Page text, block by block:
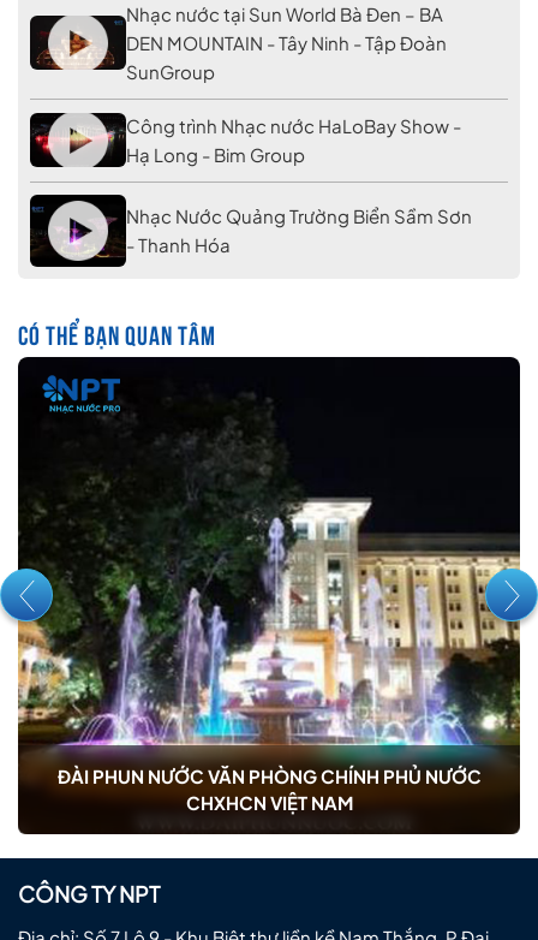
Nhạc nước tại Sun World Bà Đen – BA
DEN MOUNTAIN - Tây Ninh - Tập Đoàn
SunGroup
Công trình Nhạc nước HaLoBay Show -
Hạ Long - Bim Group
Nhạc Nước Quảng Trường Biển Sầm Sơn
- Thanh Hóa
CÓ THỂ BẠN QUAN TÂM
PHÒNG CHÍNH PHỦ NƯỚC
VIỆT NAM
ĐÀI PHUN NƯỚC
CÔNG TY NPT